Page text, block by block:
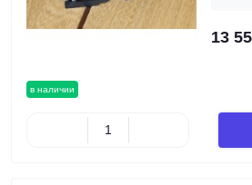
в наличии
13